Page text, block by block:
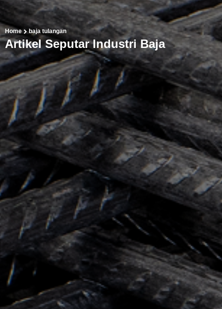
Home baja tulangan
Artikel Seputar Industri Baja